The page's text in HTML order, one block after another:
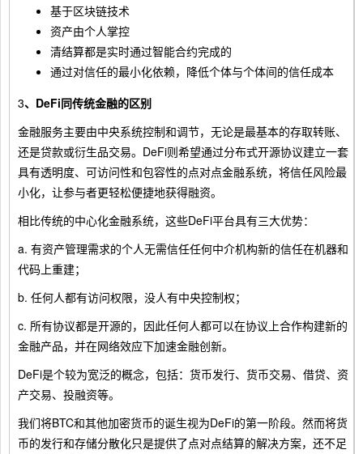
基于区块链技术
资产由个人掌控
清结算都是实时通过智能合约完成的
通过对信任的最小化依赖，降低个体与个体间的信任成本
3、DeFi同传统金融的区别
金融服务主要由中央系统控制和调节，无论是最基本的存取转账、
还是贷款或衍生品交易。DeFi则希望通过分布式开源协议建立一套
具有透明度、可访问性和包容性的点对点金融系统，将信任风险最
小化，让参与者更轻松便捷地获得融资。
相比传统的中心化金融系统，这些DeFi平台具有三大优势：
a. 有资产管理需求的个人无需信任任何中介机构新的信任在机器和
代码上重建；
b. 任何人都有访问权限，没人有中央控制权；
c. 所有协议都是开源的，因此任何人都可以在协议上合作构建新的
金融产品，并在网络效应下加速金融创新。
DeFi是个较为宽泛的概念，包括：货币发行、货币交易、借贷、资
产交易、投融资等。
我们将BTC和其他加密货币的诞生视为DeFi的第一阶段。然而将货
币的发行和存储分散化只是提供了点对点结算的解决方案，还不足